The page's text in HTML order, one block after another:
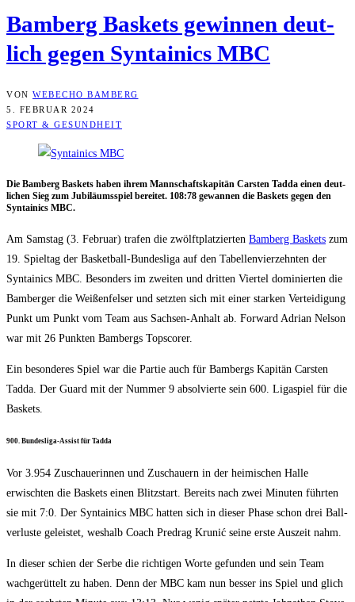
Bam­berg Bas­kets gewin­nen deut­
lich gegen Syn­tai­nics MBC
VON WEBECHO BAMBERG
5. FEBRUAR 2024
SPORT & GESUNDHEIT
Die Bam­berg Bas­kets haben ihrem Mann­schafts­ka­pi­tän Cars­ten Tad­da einen deut­
li­chen Sieg zum Jubi­lä­ums­spiel berei­tet. 108:78 gewan­nen die Bas­kets gegen den
Syn­tai­nics MBC.
Am Sams­tag (3. Febru­ar) tra­fen die zwölft­plat­zier­ten Bam­berg Bas­kets zum
19. Spiel­tag der Bas­ket­ball-Bun­des­li­ga auf den Tabel­len­vier­zehn­ten der
Syn­tai­nics MBC. Beson­ders im zwei­ten und drit­ten Vier­tel domi­nier­ten die
Bam­ber­ger die Wei­ßen­fel­ser und setz­ten sich mit einer star­ken Ver­tei­di­gung
Punkt um Punkt vom Team aus Sach­sen-Anhalt ab. For­ward Adri­an Nel­son
war mit 26 Punk­ten Bam­bergs Topscorer.
Ein beson­de­res Spiel war die Par­tie auch für Bam­bergs Kapi­tän Cars­ten
Tad­da. Der Guard mit der Num­mer 9 absol­vier­te sein 600. Liga­spiel für die
Baskets.
900. Bun­des­li­ga-Assist für Tadda
Vor 3.954 Zuschaue­rin­nen und Zuschau­ern in der hei­mi­schen Hal­le
erwisch­ten die Bas­kets einen Blitz­start. Bereits nach zwei Minu­ten führ­ten
sie mit 7:0. Der Syn­tai­nics MBC hat­ten sich in die­ser Pha­se schon drei Ball­
ver­lus­te geleis­tet, wes­halb Coach Pred­rag Krunić sei­ne ers­te Aus­zeit nahm.
In die­ser schien der Ser­be die rich­ti­gen Wor­te gefun­den und sein Team
wach­ge­rüt­telt zu haben. Denn der MBC kam nun bes­ser ins Spiel und glich